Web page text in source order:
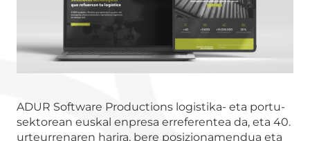
ADUR Software Productions logistika- eta portu-
sektorean euskal enpresa erreferentea da, eta 40.
urteurrenaren harira, bere posizionamendua eta